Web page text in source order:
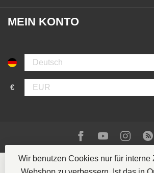
MEIN KONTO
€
Wir benutzen Cookies nur für interne